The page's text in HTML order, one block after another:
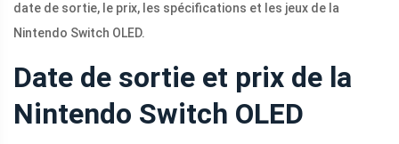
date de sortie, le prix, les spécifications et les jeux de la
Nintendo Switch OLED.
Date de sortie et prix de la
Nintendo Switch OLED